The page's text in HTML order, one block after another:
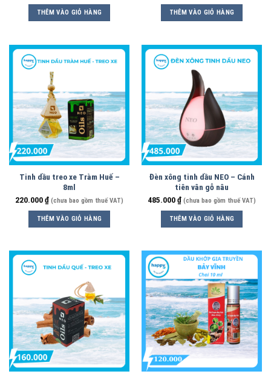
THÊM VÀO GIỎ HÀNG THÊM VÀO GIỎ HÀNG
Tinh dầu treo xe Tràm Huế –
8ml
220.000₫ (chưa bao gồm thuế VAT)
THÊM VÀO GIỎ HÀNG
Đèn xông tinh dầu NEO – Cánh
tiên vân gỗ nâu
485.000₫ (chưa bao gồm thuế VAT)
THÊM VÀO GIỎ HÀNG